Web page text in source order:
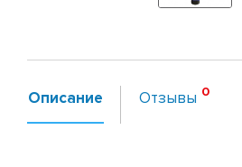
Описание Отзывы